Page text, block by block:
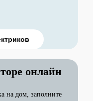
онлайн
на дом, заполните